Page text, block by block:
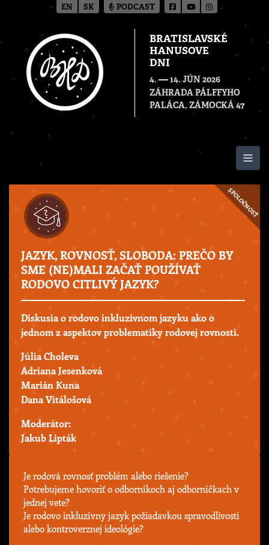
BRATISLAVSKÉ
HANUSOVE
DNI
4. — 14. JÚN 2026
ZÁHRADA PÁLFFYHO
PALÁCA, ZÁMOCKÁ 47
SPOLOČNOSŤ
JAZYK, ROVNOSŤ, SLOBODA: PREČO BY
SME (NE)MALI ZAČAŤ POUŽÍVAŤ
RODOVO CITLIVÝ JAZYK?
Diskusia o rodovo inkluzívnom jazyku ako o
jednom z aspektov problematiky rodovej rovnosti.
Júlia Choleva
Adriana Jesenková
Marián Kuna
Dana Vitálošová
Moderátor:
Jakub Lipták
Je rodová rovnosť problém alebo riešenie?
Potrebujeme hovoriť o odborníkoch aj odborníčkach v
jednej vete?
Je rodovo inkluzívny jazyk požiadavkou spravodlivosti
alebo kontroverznej ideológie?
EN SK PODCAST